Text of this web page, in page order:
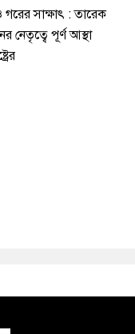
গরের সাক্ষাৎ : তারেক
নেতৃত্বে পূর্ণ আস্থা